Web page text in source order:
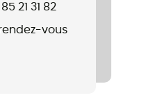
21 31 82
vous